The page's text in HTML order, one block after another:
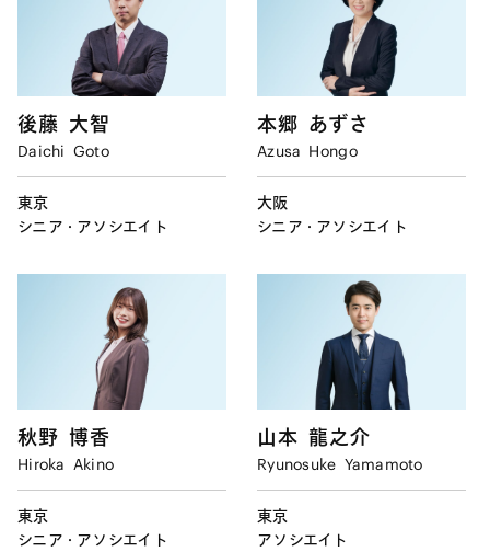
後藤 大智
Daichi Goto
東京
シニア・アソシエイト
本郷 あずさ
Azusa Hongo
大阪
シニア・アソシエイト
秋野 博香
Hiroka Akino
東京
シニア・アソシエイト
山本 龍之介
Ryunosuke Yamamoto
東京
アソシエイト